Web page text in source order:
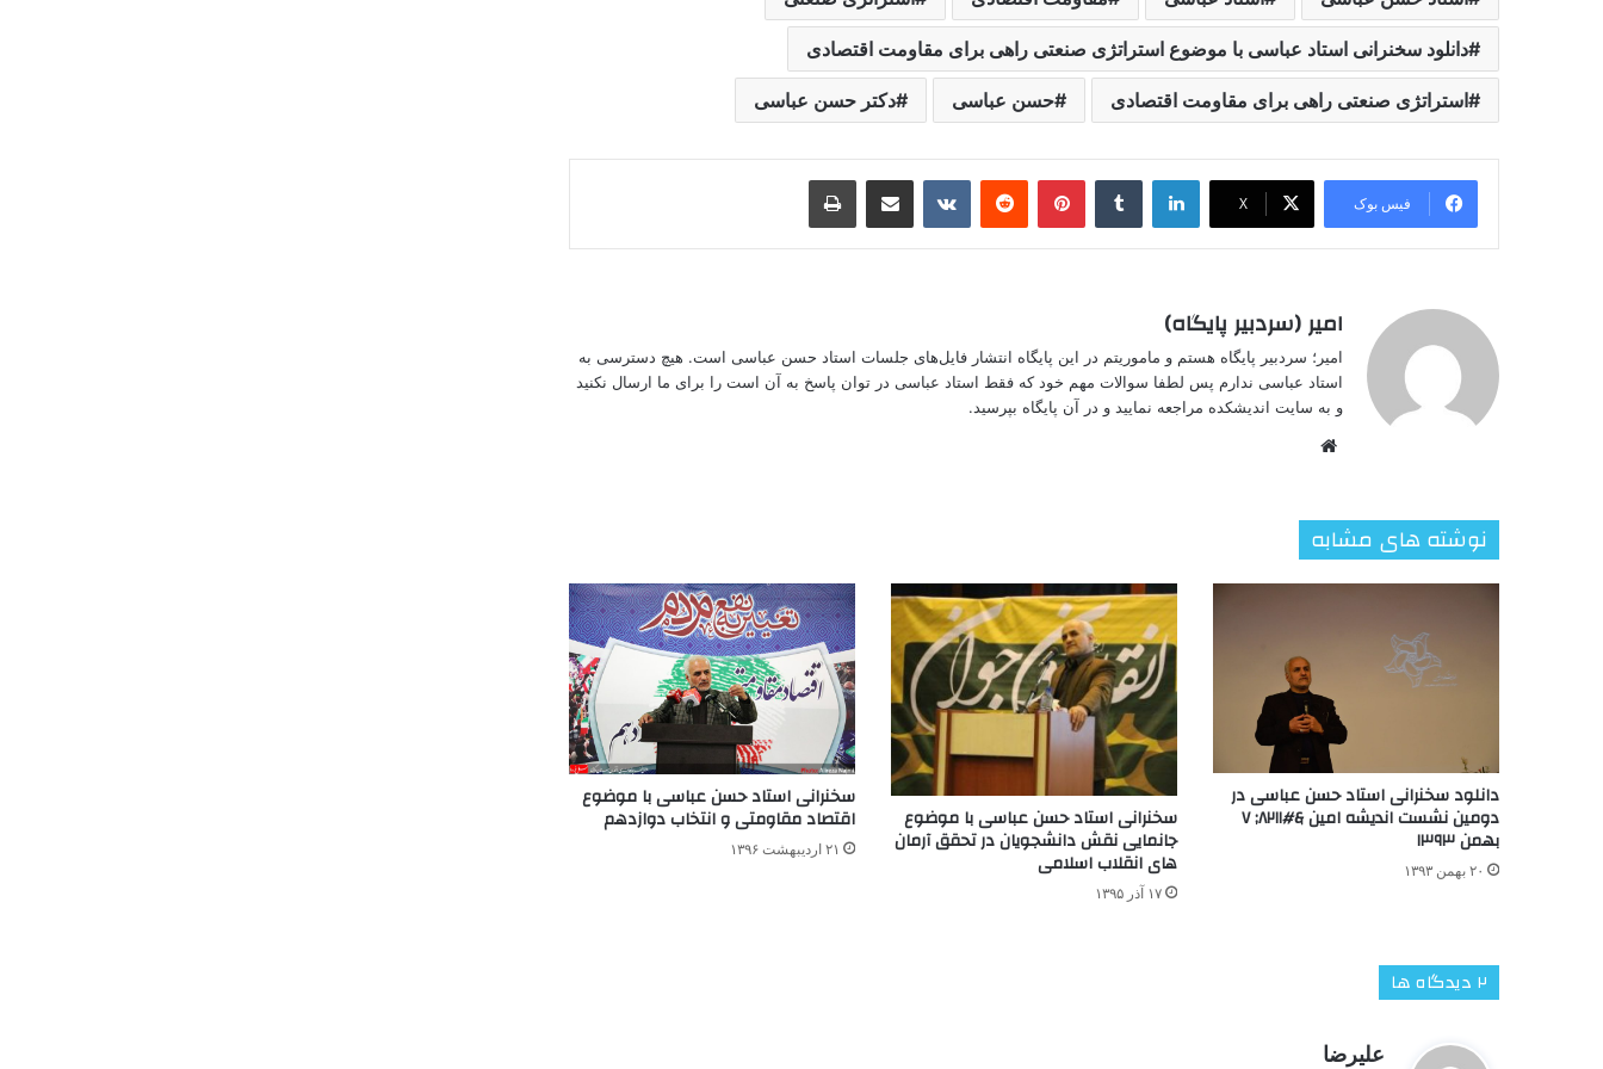
دانلود سخنرانی استاد عباسی با موضوع استراتژی صنعتی راهی برای مقاومت اقتصادی
استراتژی صنعتی راهی برای مقاومت اقتصادی حسن عباسی دکتر حسن عباسی
فیس بوک X
لینکدین ‫تامبلر ‫پین‌ترست‫رددیت ‫VKontakteاشتراک گذاری از طریق ایمیل چاپ
امیر (سردبیر پایگاه)
امیر؛ سردبیر پایگاه هستم و ماموریتم در این پایگاه انتشار فایل‌های جلسات استاد حسن عباسی است. هیچ دسترسی به
استاد عباسی ندارم پس لطفا سوالات مهم خود که فقط استاد عباسی در توان پاسخ به آن است را برای ما ارسال نکنید
و به سایت اندیشکده مراجعه نمایید و در آن پایگاه بپرسید.
نوشته های مشابه
دانلود سخنرانی استاد حسن عباسی در
دومین نشست اندیشه امین &#۸۲۱۱; ۷
بهمن ۱۳۹۳
۲۰ بهمن ۱۳۹۳
سخنرانی استاد حسن عباسی با موضوع
جانمایی نقش دانشجویان در تحقق آرمان
های انقلاب اسلامی
۱۷ آذر ۱۳۹۵
سخنرانی استاد حسن عباسی با موضوع
اقتصاد مقاومتی و انتخاب دوازدهم
۲۱ اردیبهشت ۱۳۹۶
‫۲ دیدگاه ها
علیرضا